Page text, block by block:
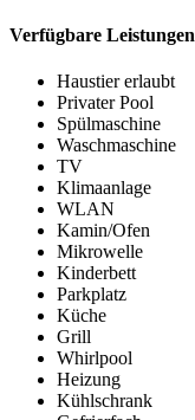
Verfügbare Leistungen
Haustier erlaubt
Privater Pool
Spülmaschine
Waschmaschine
TV
Klimaanlage
WLAN
Kamin/Ofen
Mikrowelle
Kinderbett
Parkplatz
Küche
Grill
Whirlpool
Heizung
Kühlschrank